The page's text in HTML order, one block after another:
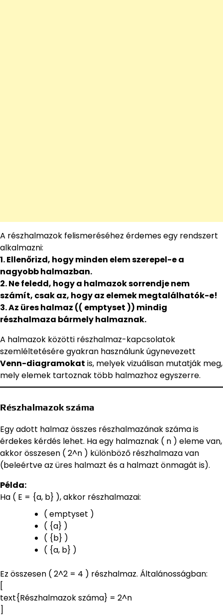
A részhalmazok felismeréséhez érdemes egy rendszert
alkalmazni:
1. Ellenőrizd, hogy minden elem szerepel-e a
nagyobb halmazban.
2. Ne feledd, hogy a halmazok sorrendje nem
számít, csak az, hogy az elemek megtalálhatók-e!
3. Az üres halmaz (( emptyset )) mindig
részhalmaza bármely halmaznak.
A halmazok közötti részhalmaz-kapcsolatok
szemléltetésére gyakran használunk úgynevezett
Venn-diagramokat is, melyek vizuálisan mutatják meg,
mely elemek tartoznak több halmazhoz egyszerre.
Részhalmazok száma
Egy adott halmaz összes részhalmazának száma is
érdekes kérdés lehet. Ha egy halmaznak ( n ) eleme van,
akkor összesen ( 2^n ) különböző részhalmaza van
(beleértve az üres halmazt és a halmazt önmagát is).
Példa:
Ha ( E = {a, b} ), akkor részhalmazai:
( emptyset )
( {a} )
( {b} )
( {a, b} )
Ez összesen ( 2^2 = 4 ) részhalmaz. Általánosságban:
[
text{Részhalmazok száma} = 2^n
]